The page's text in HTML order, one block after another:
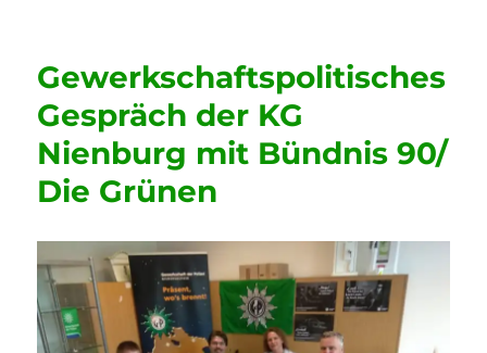
der
in
Stadtoldendorf
Gewerkschaftspolitisches
Gespräch der KG
Nienburg mit Bündnis 90/
Die Grünen